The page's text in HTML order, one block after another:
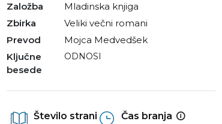
Založba
Mladinska knjiga
Zbirka
Veliki večni romani
Prevod
Mojca Medvedšek
Ključne
besede
ODNOSI
Število strani
Čas branja